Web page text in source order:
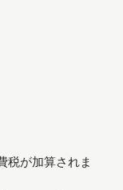
税が加算されま